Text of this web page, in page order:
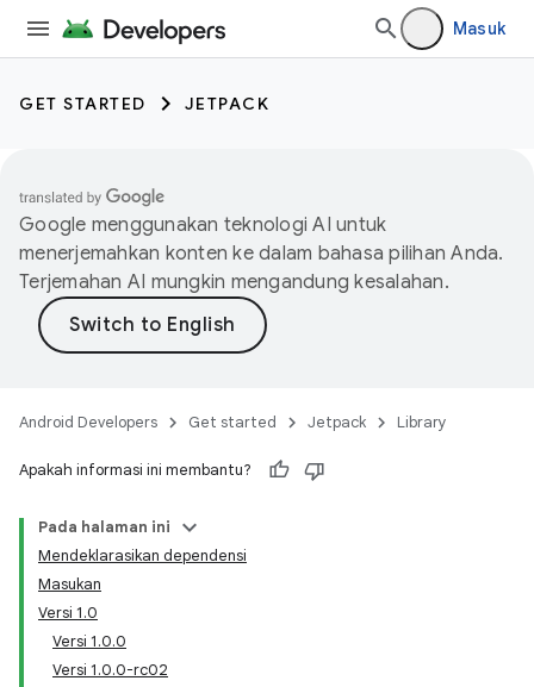
Masuk
GET STARTED JETPACK
Google menggunakan teknologi AI untuk
menerjemahkan konten ke dalam bahasa pilihan Anda.
Terjemahan AI mungkin mengandung kesalahan.
Android Developers Get started Jetpack Library
Apakah informasi ini membantu?
Pada halaman ini
Mendeklarasikan dependensi
Masukan
Versi 1.0
Versi 1.0.0
Versi 1.0.0-rc02